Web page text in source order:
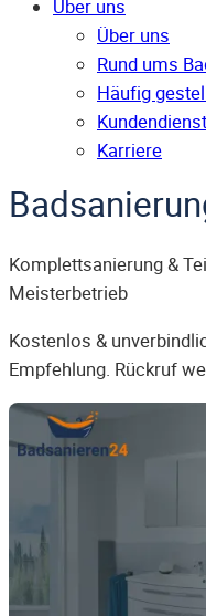
Über uns
Über uns
Rund ums
Häufig
Karriere
Komplettsanierung &
Meisterbetrieb
Kostenlos &
Empfehlung. Rückruf